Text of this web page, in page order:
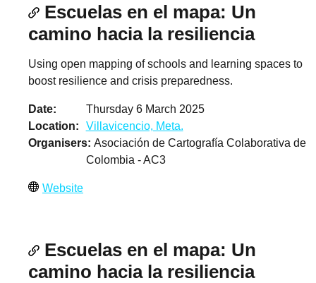
Escuelas en el mapa: Un
camino hacia la resiliencia
Using open mapping of schools and learning spaces to
boost resilience and crisis preparedness.
Date
Thursday 6 March 2025
Location
Villavicencio, Meta.
Organisers Asociación de Cartografía Colaborativa de
Colombia - AC3
Website
Escuelas en el mapa: Un
camino hacia la resiliencia